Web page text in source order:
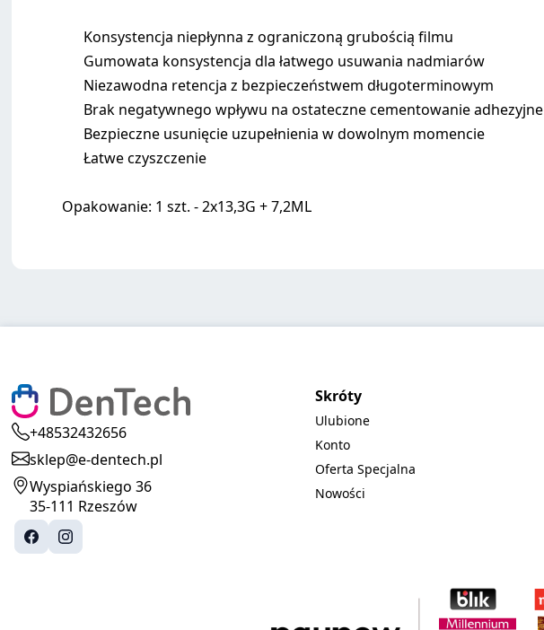
Konsystencja niepłynna z ograniczoną grubością filmu
Gumowata konsystencja dla łatwego usuwania nadmiarów
Niezawodna retencja z bezpieczeństwem długoterminowym
Brak negatywnego wpływu na ostateczne cementowanie adhezyjne
Bezpieczne usunięcie uzupełnienia w dowolnym momencie
Łatwe czyszczenie
Opakowanie: 1 szt. - 2x13,3G + 7,2ML
+48532432656
sklep@e-dentech.pl
Wyspiańskiego 36
35-111 Rzeszów
Skróty
Ulubione
Konto
Oferta Specjalna
Nowości